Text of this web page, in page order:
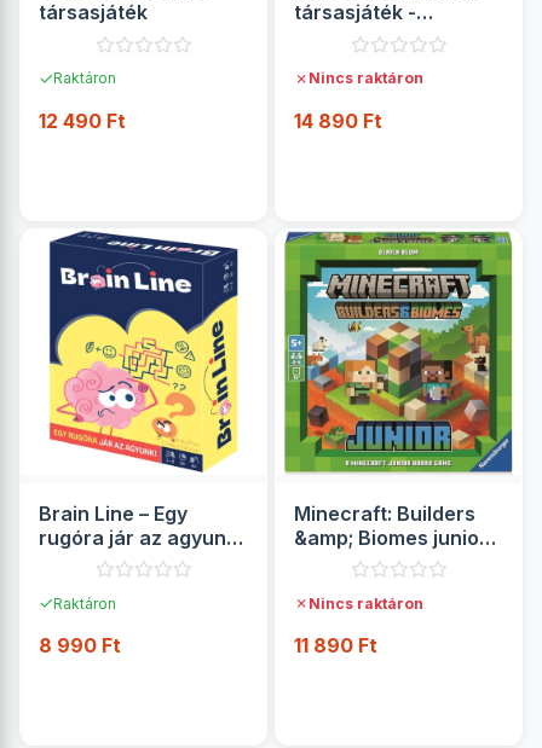
társasjáték
✓Raktáron
12 490 Ft
társasjáték -
Ravensburger
✗ Nincs raktáron
14 890 Ft
Brain Line – Egy
rugóra jár az agyunk!
társasjáték
✓Raktáron
8 990 Ft
Minecraft: Builders
&amp; Biomes junior
társasjáték -
✗ Nincs raktáron
11 890 Ft